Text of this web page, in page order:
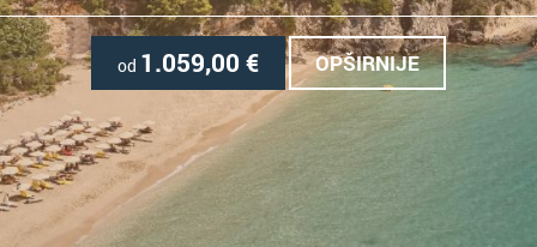
od 1.059,00 € OPŠIRNIJE